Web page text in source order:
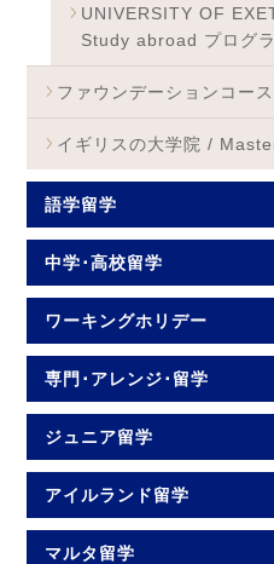
UNIVERSITY OF
Study abroad プログ
ファウンデーションコー
イギリスの大学院 /
語学留学
中学･高校留学
ワーキングホリデー
専門･アレンジ･留学
ジュニア留学
アイルランド留学
マルタ留学